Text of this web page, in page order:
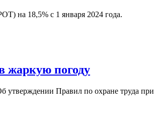
на 18,5% с 1 января 2024 года.
жаркую погоду
Правил по охране труда при